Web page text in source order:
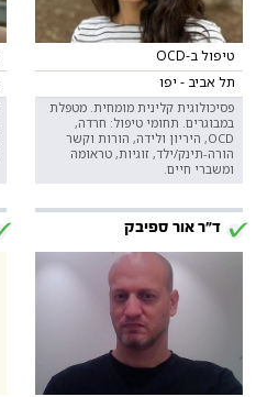
טיפול ב-OCD
תל אביב - יפו
פסיכולוגית קלינית מומחית. מטפלת
במבוגרים. תחומי טיפול: חרדה,
OCD, היריון ולידה, הורות וקשר
הורה-תינק/ילד, זוגיות, טראומה
ומשברי חיים.
ד"ר אור ספיבק